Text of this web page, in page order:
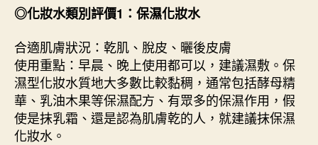
◎化妝水類別評價1：保濕化妝水
合適肌膚狀況：乾肌、脫皮、曬後皮膚
使用重點：早晨、晚上使用都可以，建議濕敷。保
濕型化妝水質地大多數比較黏稠，通常包括酵母精
華、乳油木果等保濕配方、有眾多的保濕作用，假
使是抹乳霜、還是認為肌膚乾的人，就建議抹保濕
化妝水。